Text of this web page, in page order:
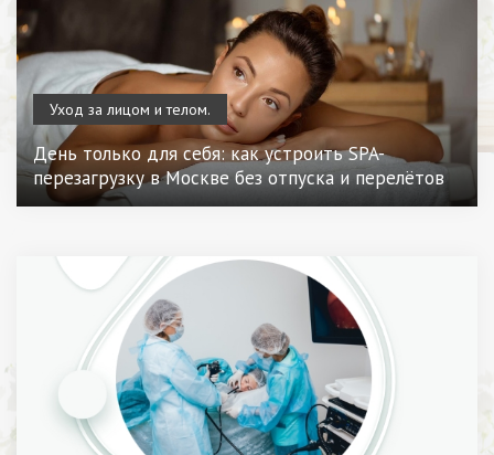
Уход за лицом и телом.
День только для себя: как устроить SPA-
перезагрузку в Москве без отпуска и перелётов